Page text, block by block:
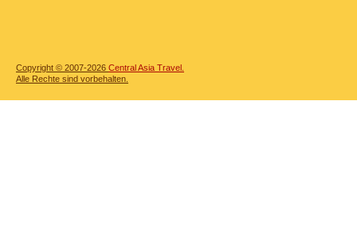
Copyright © 2007-2026 Central Asia Travel.
Alle Rechte sind vorbehalten.